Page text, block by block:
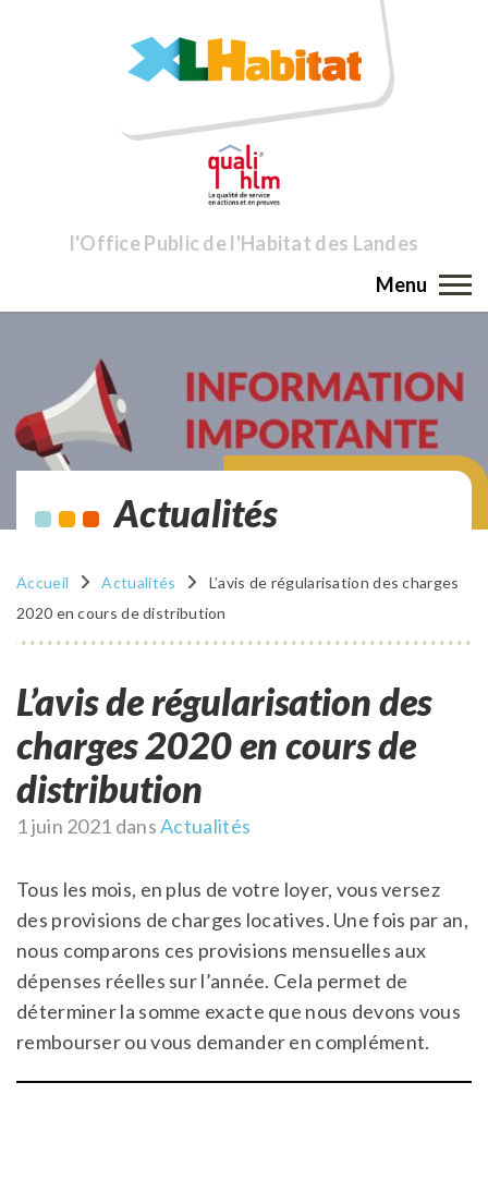
l'Office Public de l'Habitat des Landes
Menu
Actualités
Accueil Actualités
L’avis de régularisation des charges
2020 en cours de distribution
L’avis de régularisation des
charges 2020 en cours de
distribution
Publié
1 juin 2021 dansActualités
Tous les mois, en plus de votre loyer, vous versez
des provisions de charges locatives. Une fois par an,
nous comparons ces provisions mensuelles aux
dépenses réelles sur l’année. Cela permet de
déterminer la somme exacte que nous devons vous
rembourser ou vous demander en complément.